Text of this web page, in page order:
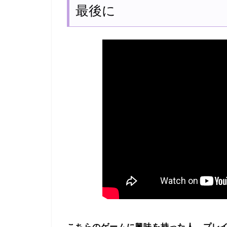
最後に